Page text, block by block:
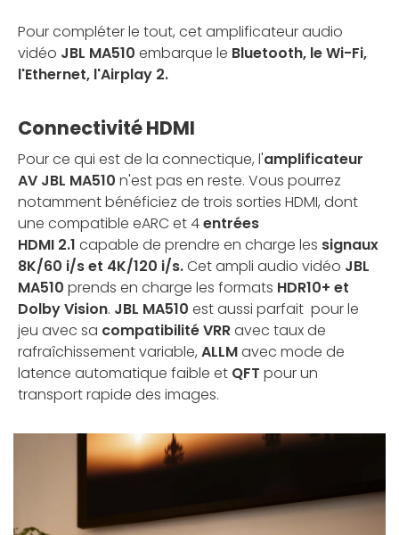
Pour compléter le tout, cet amplificateur audio
vidéo JBL MA510 embarque le Bluetooth, le Wi-Fi,
l'Ethernet, l'Airplay 2.
Connectivité HDMI
Pour ce qui est de la connectique, l'amplificateur
AV JBL MA510 n'est pas en reste. Vous pourrez
notamment bénéficiez de trois sorties HDMI, dont
une compatible eARC et 4entrées
HDMI 2.1 capable de prendre en charge les signaux
8K/60 i/s et 4K/120 i/s.Cet ampli audio vidéo JBL
MA510 prends en charge les formats HDR10+ et
Dolby Vision. JBL MA510 est aussi parfait pour le
jeu avec sa compatibilité VRRavec taux de
rafraîchissement variable, ALLMavec mode de
latence automatique faible et QFT pour un
transport rapide des images.